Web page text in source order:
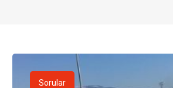
Sorular